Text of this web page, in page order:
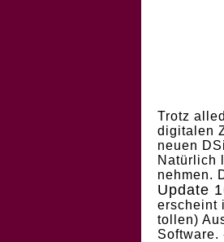
Trotz
digitalen
neuen
Natürlich
nehmen.
Update
erscheint
tollen)
Software.